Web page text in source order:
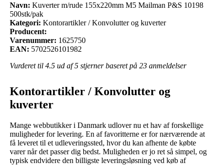
Navn: Kuverter m/rude 155x220mm M5 Mailman P&S 10198
500stk/pak
Kategori: Kontorartikler / Konvolutter og kuverter
Producent:
Varenummer: 1625750
EAN: 5702526101982
Vurderet til 4.5 ud af 5 stjerner baseret på 23 anmeldelser
Kontorartikler / Konvolutter og
kuverter
Mange webbutikker i Danmark udlover nu et hav af forskellige
muligheder for levering. En af favoritterne er for nærværende at
få leveret til et udleveringssted, hvor du kan afhente de købte
varer når det passer dig bedst. Muligheden er jo ret så simpel, og
typisk endvidere den billigste leveringsløsning ved køb af